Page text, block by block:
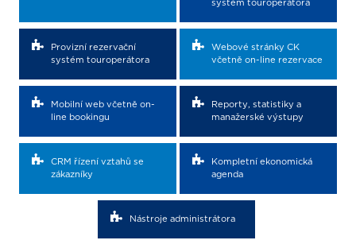
systém touroperátora
Provizní rezervační
systém touroperátora
Webové stránky CK
včetně on-line rezervace
Mobilní web včetně on-
line bookingu
Reporty, statistiky a
manažerské výstupy
CRM řízení vztahů se
zákazníky
Kompletní ekonomická
agenda
Nástroje administrátora